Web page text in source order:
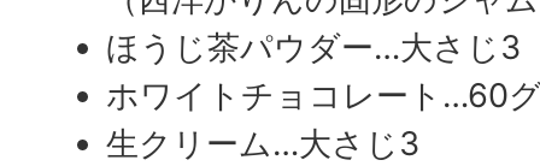
ほうじ茶パウダー…大さじ3
ホワイトチョコレート…60
生クリーム…大さじ3